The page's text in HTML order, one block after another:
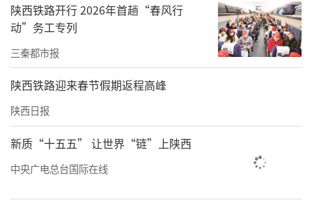
陕西铁路开行 2026年首趟“春风行
动”务工专列
三秦都市报
陕西铁路迎来春节假期返程高峰
陕西日报
新质“十五五” 让世界“链”上陕西
中央广电总台国际在线